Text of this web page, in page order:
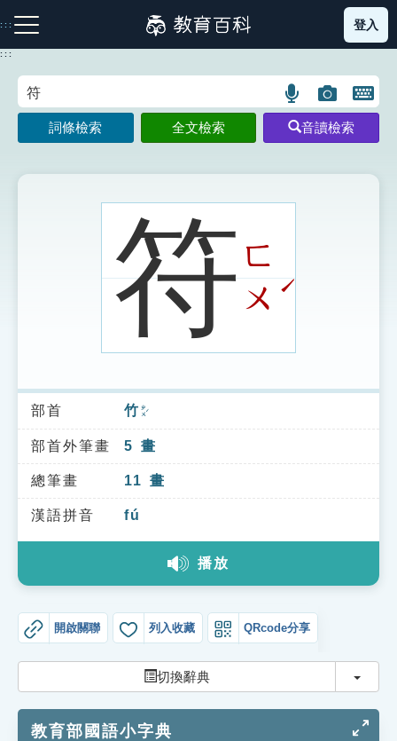
到
主
:::
注音索引圖示 筆畫索引圖示 部首索引表圖示
索引選單
知識索引
單字索引
生命大百科索引
教學應用
貓頭鷹博士
登入
:::
語
言
搜
示
圖
片
搜
開
鍵
圖
詞條檢索 全文檢索 音讀檢索
符ㄈ
ㄨˊ
部首 竹 ㄓㄨˊ
部首外筆畫 5 畫
總筆畫 11 畫
漢語拼音 fú
播放
開啟關聯 列入收藏 QRcode分享
切換辭典 切換
教育部國語小字典